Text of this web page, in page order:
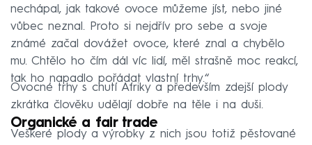
nechápal, jak takové ovoce můžeme jíst, nebo jiné
vůbec neznal. Proto si nejdřív pro sebe a svoje
známé začal dovážet ovoce, které znal a chybělo
mu. Chtělo ho čím dál víc lidí, měl strašně moc reakcí,
tak ho napadlo pořádat vlastní trhy.“
Ovocné trhy s chutí Afriky a především zdejší plody
zkrátka člověku udělají dobře na těle i na duši.
Organické a fair trade
Veškeré plody a výrobky z nich jsou totiž pěstované